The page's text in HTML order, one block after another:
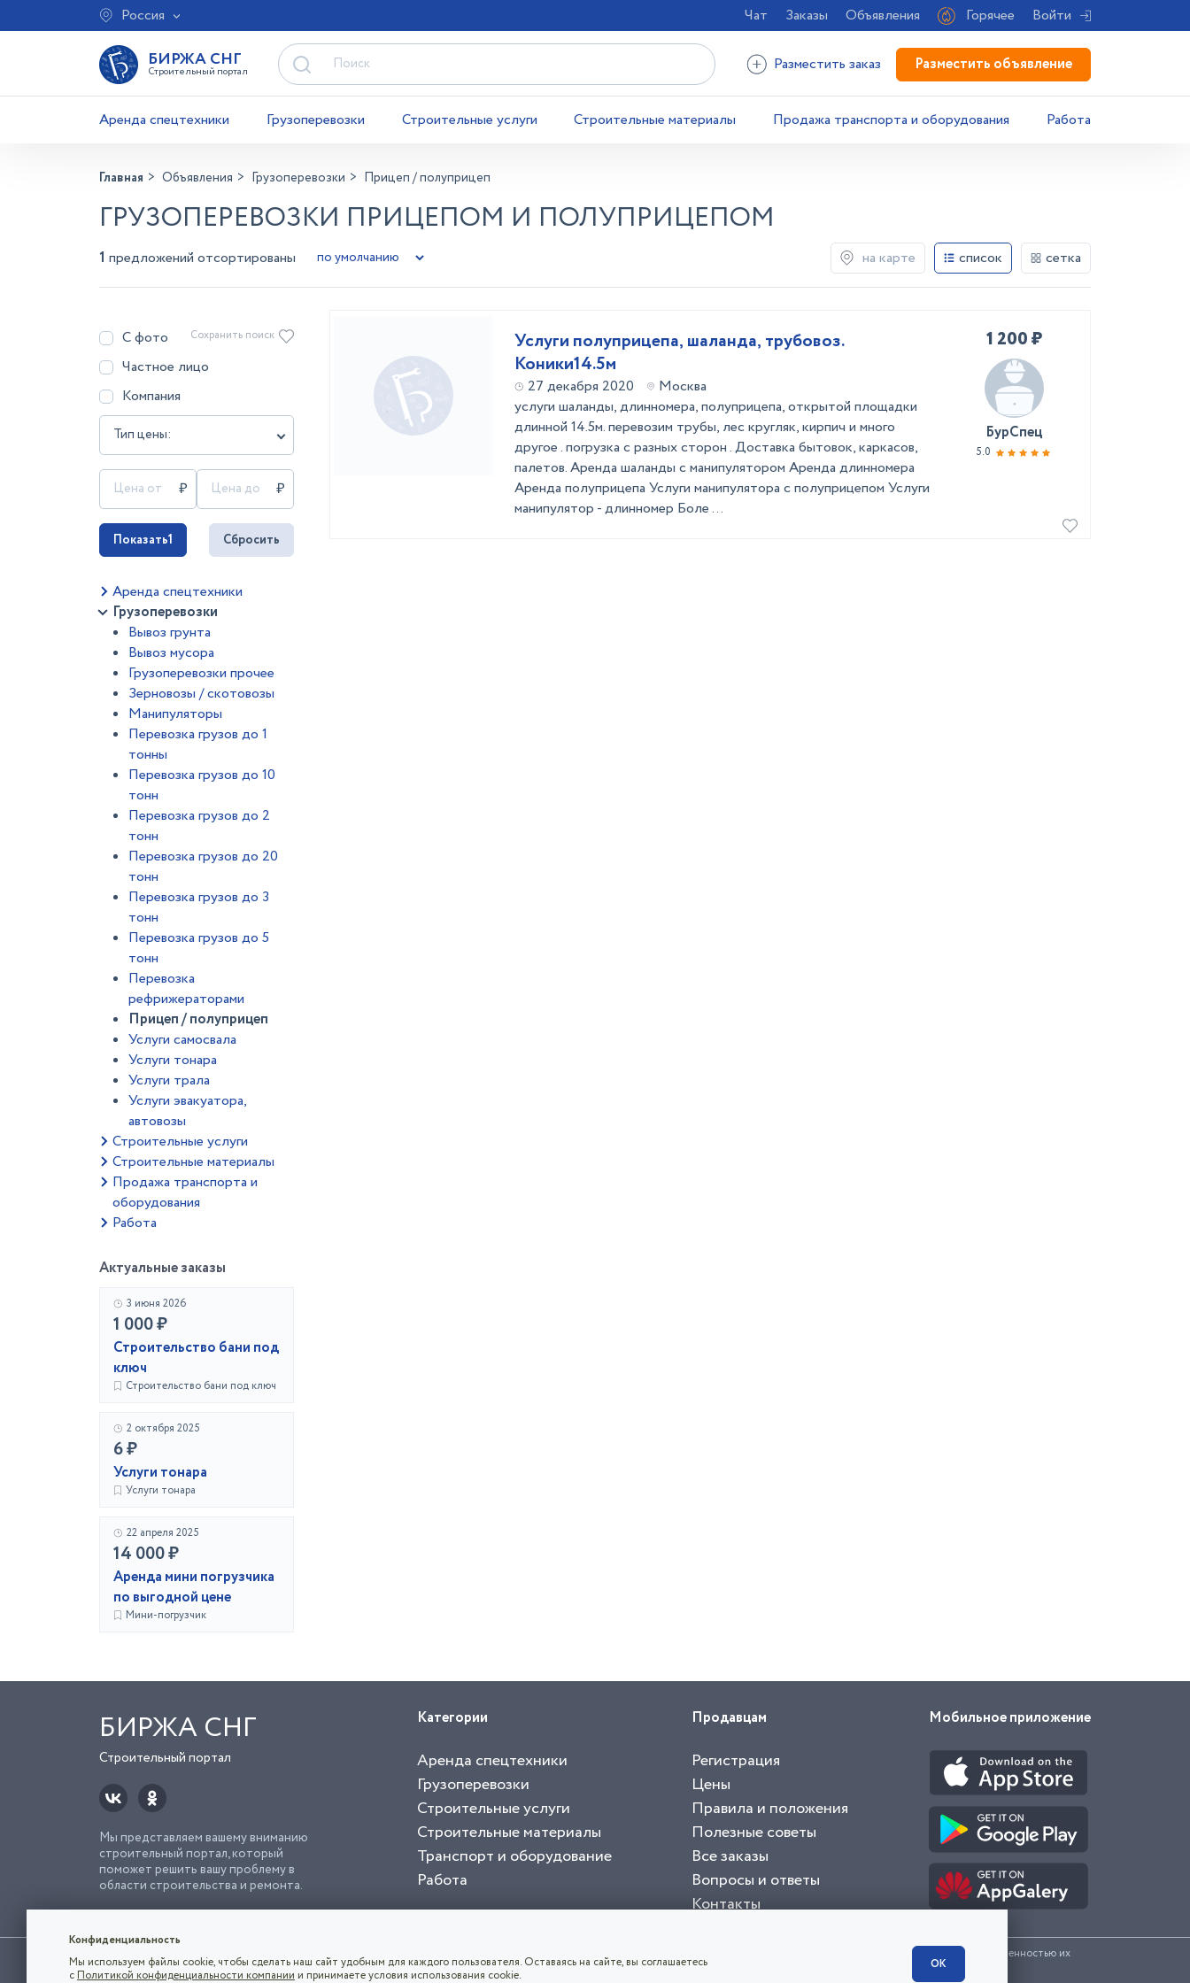
Россия Чат Заказы Объявления Горячее Войти
БИРЖА СНГ
Строительный портал Разместить заказ Разместить объявление
Аренда спецтехники Грузоперевозки Строительные услуги Строительные материалы Продажа транспорта и оборудования Работа
Главная Объявления Грузоперевозки Прицеп / полуприцеп
ГРУЗОПЕРЕВОЗКИ ПРИЦЕПОМ И ПОЛУПРИЦЕПОМ
1 предложений отсортированы на карте список сетка
С фото
Частное лицо
Компания
Тип цены:
Сохранить поиск
Показать1 Сбросить
Аренда спецтехники
Грузоперевозки
Вывоз грунта
Вывоз мусора
Грузоперевозки прочее
Зерновозы / скотовозы
Манипуляторы
Перевозка грузов до 1
тонны
Перевозка грузов до 10
тонн
Перевозка грузов до 2
тонн
Перевозка грузов до 20
тонн
Перевозка грузов до 3
тонн
Перевозка грузов до 5
тонн
Перевозка
рефрижераторами
Прицеп / полуприцеп
Услуги самосвала
Услуги тонара
Услуги трала
Услуги эвакуатора,
автовозы
Строительные услуги
Строительные материалы
Продажа транспорта и
оборудования
Работа
Актуальные заказы
3 июня 2026
1 000 ₽
Строительство бани под
ключ
Строительство бани под ключ
2 октября 2025
6 ₽
Услуги тонара
Услуги тонара
22 апреля 2025
14 000 ₽
Аренда мини погрузчика
по выгодной цене
Мини-погрузчик
Услуги полуприцепа, шаланда, трубовоз.
Коники14.5м
27 декабря 2020
Москва
услуги шаланды, длинномера, полуприцепа, открытой площадки
длинной 14.5м. перевозим трубы, лес кругляк, кирпич и много
другое . погрузка с разных сторон . Доставка бытовок, каркасов,
палетов. Аренда шаланды с манипулятором Аренда длинномера
Аренда полуприцепа Услуги манипулятора с полуприцепом Услуги
манипулятор - длинномер Боле ...
1 200 ₽
БурСпец
5.0
БИРЖА СНГ
Строительный портал
Мы представляем вашему вниманию
строительный портал, который
поможет решить вашу проблему в
области строительства и ремонта.
Категории
Аренда спецтехники
Грузоперевозки
Строительные услуги
Строительные материалы
Транспорт и оборудование
Работа
Продавцам
Регистрация
Цены
Правила и положения
Полезные советы
Все заказы
Вопросы и ответы
Контакты
Мобильное приложение
Использование сайта, в том числе подача объявлений, означает согласие с
. Все логотипы и торговые марки представленные на сайте являются собственностью их
владельца.
Конфиденциальность
Мы используем файлы cookie, чтобы сделать наш сайт удобным для каждого пользователя. Оставаясь на сайте, вы соглашаетесь
с Политикой конфиденциальности компании и принимаете условия использования cookie.
ОК